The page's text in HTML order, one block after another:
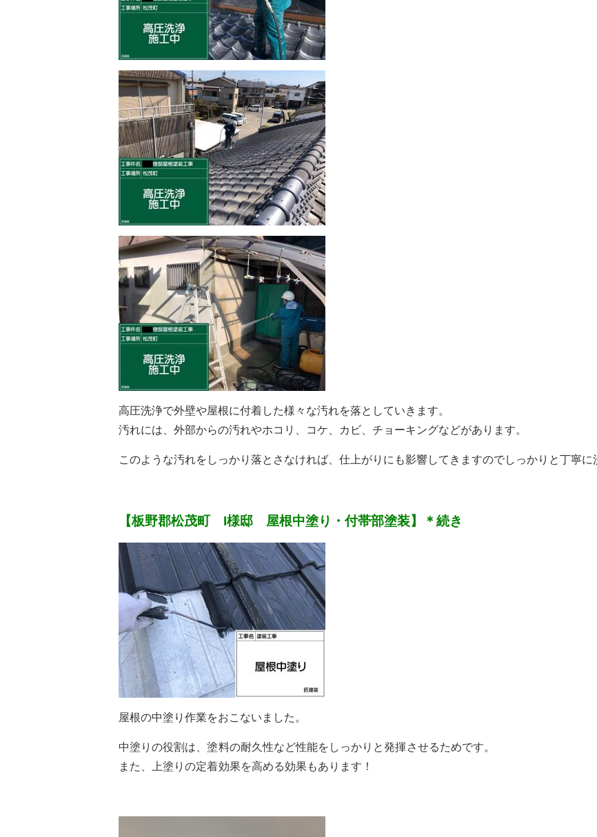
高圧洗浄で外壁や屋根に付着した様々な汚れを落としていきます。
汚れには、外部からの汚れやホコリ、コケ、カビ、チョーキングなどがあります。
このような汚れをしっかり落とさなければ、仕上がりにも影響してきますのでしっかりと丁寧に
【板野郡松茂町 I様邸 屋根中塗り・付帯部塗装】＊続き
屋根の中塗り作業をおこないました。
中塗りの役割は、塗料の耐久性など性能をしっかりと発揮させるためです。
また、上塗りの定着効果を高める効果もあります！